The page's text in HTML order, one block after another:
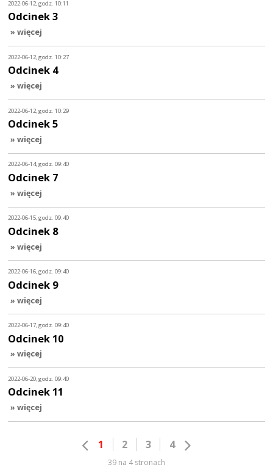
2022-06-12, godz. 10:11
Odcinek 3
» więcej
2022-06-12, godz. 10:27
Odcinek 4
» więcej
2022-06-12, godz. 10:29
Odcinek 5
» więcej
2022-06-14, godz. 09:40
Odcinek 7
» więcej
2022-06-15, godz. 09:40
Odcinek 8
» więcej
2022-06-16, godz. 09:40
Odcinek 9
» więcej
2022-06-17, godz. 09:40
Odcinek 10
» więcej
2022-06-20, godz. 09:40
Odcinek 11
» więcej
1 2 3 4
39 na 4 stronach